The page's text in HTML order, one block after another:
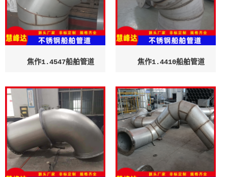
焦作1.4547船舶管道 焦作1.4410船舶管道